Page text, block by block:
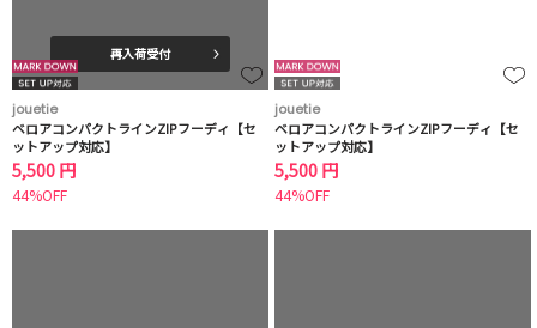
再入荷受付
jouetie
ベロアコンパクトラインZIPフーディ【セ
ットアップ対応】
5,500 円
44%OFF
jouetie
ベロアコンパクトラインZIPフーディ【セ
ットアップ対応】
5,500 円
44%OFF